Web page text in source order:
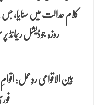
کلام عدالت میں سنایا،
روزہ جوڈیشل ریمانڈ
بین الاقوامی ردِعمل: